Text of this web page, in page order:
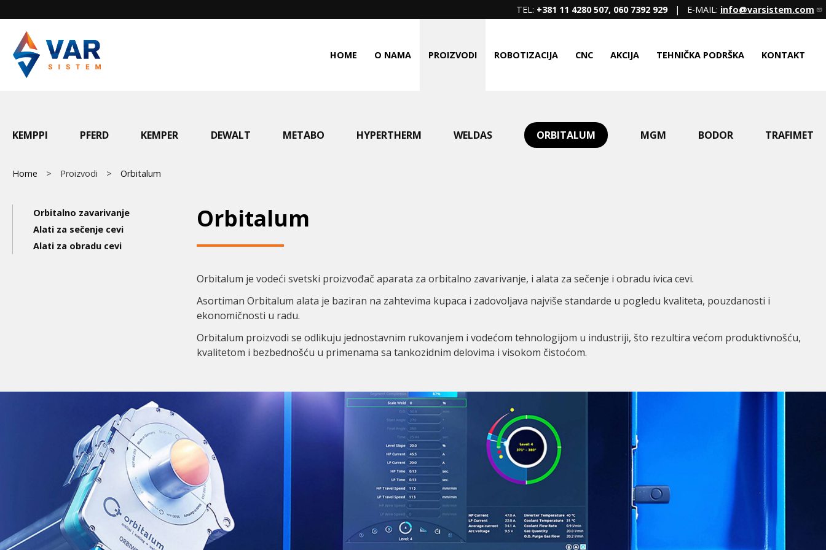
to
main
content
TEL: +381 11 4280 507, 060 7392 929| E-MAIL: info@varsistem.com
HOME O NAMA PROIZVODI ROBOTIZACIJA CNC AKCIJA TEHNIČKA PODRŠKA KONTAKT
Main
KEMPPI PFERD KEMPER DEWALT METABO HYPERTHERM WELDAS ORBITALUM MGM BODOR TRAFIMET
Breadcrumb
Home Proizvodi Orbitalum
Orbitalum
Orbitalum je vodeći svetski proizvođač aparata za orbitalno zavarivanje, i alata za sečenje i obradu ivica cevi.
Asortiman Orbitalum alata je baziran na zahtevima kupaca i zadovoljava najviše standarde u pogledu kvaliteta, pouzdanosti i
ekonomičnosti u radu.
Orbitalum proizvodi se odlikuju jednostavnim rukovanjem i vodećom tehnologijom u industriji, što rezultira većom produktivnošću,
kvalitetom i bezbednošću u primenama sa tankozidnim delovima i visokom čistoćom.
Main
navigation
3nd
Orbitalno zavarivanje
Alati za sečenje cevi
Alati za obradu cevi